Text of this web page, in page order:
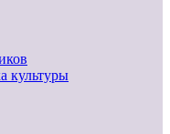
культуры